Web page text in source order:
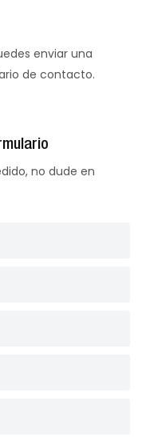
enviar una
de contacto.
no dude en